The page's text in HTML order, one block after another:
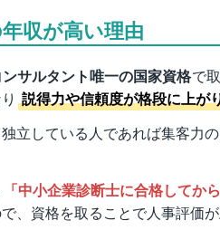
収が高い理由
サルタント唯一の国家資格で
説得力や信頼度が格段に上が
立している人であれば集客力
「中小企業診断士に合格してか
、資格を取ることで人事評価